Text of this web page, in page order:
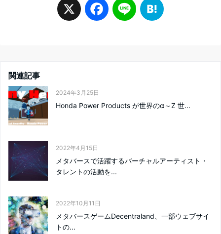
X F
b
L
n
関連記事
2024年3月25日
Honda Power Products が世界のα～Z 世...
2022年4月15日
メタバースで活躍するバーチャルアーティスト・
タレントの活動を...
2022年10月11日
メタバースゲームDecentraland、一部ウェブサイ
トの...